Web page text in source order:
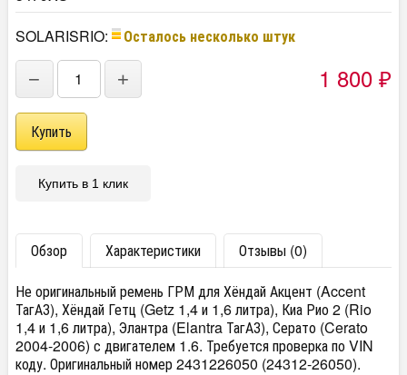
SOLARISRIO:
Осталось несколько штук
− + 1 800 ₽
Купить в 1 клик
Обзор Характеристики
Отзывы (0)
Не оригинальный ремень ГРМ для Хёндай Акцент (Accent
ТагАЗ), Хёндай Гетц (Getz 1,4 и 1,6 литра), Киа Рио 2 (Rio
1,4 и 1,6 литра), Элантра (Elantra ТагАЗ), Серато (Cerato
2004-2006) с двигателем 1.6. Требуется проверка по VIN
коду. Оригинальный номер 2431226050 (24312-26050).